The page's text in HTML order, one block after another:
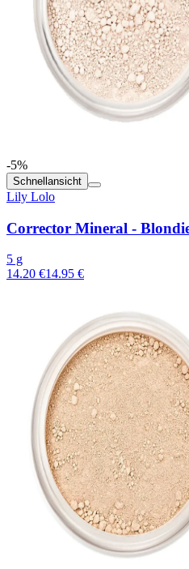
-5%
Schnellansicht
Lily Lolo
Corrector Mineral -
5 g
14.20 €14.95 €